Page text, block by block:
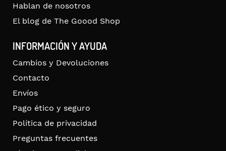
Hablan de nosotros
El blog de The Goood Shop
INFORMACIÓN Y AYUDA
Cambios y Devoluciones
Contacto
Envíos
Pago ético y seguro
Política de privacidad
Preguntas frecuentes